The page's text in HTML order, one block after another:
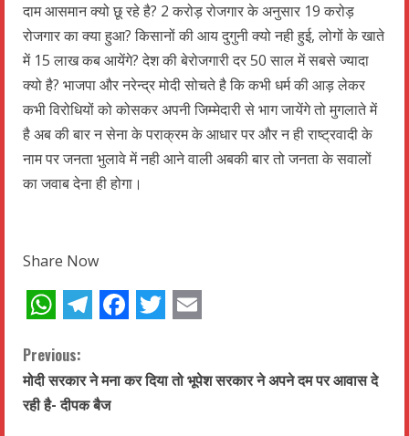
दाम आसमान क्यो छू रहे है? 2 करोड़ रोजगार के अनुसार 19 करोड़
रोजगार का क्या हुआ? किसानों की आय दुगुनी क्यो नही हुई, लोगों के खाते
में 15 लाख कब आयेंगे? देश की बेरोजगारी दर 50 साल में सबसे ज्यादा
क्यो है? भाजपा और नरेन्द्र मोदी सोचते है कि कभी धर्म की आड़ लेकर
कभी विरोधियों को कोसकर अपनी जिम्मेदारी से भाग जायेंगे तो मुगलाते में
है अब की बार न सेना के पराक्रम के आधार पर और न ही राष्ट्रवादी के
नाम पर जनता भुलावे में नही आने वाली अबकी बार तो जनता के सवालों
का जवाब देना ही होगा।
Share Now
C
o
Previous:
मोदी सरकार ने मना कर दिया तो भूपेश सरकार ने अपने दम पर आवास दे
रही है- दीपक बैज